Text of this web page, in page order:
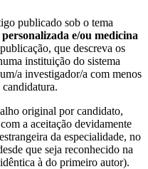
publicado sob o tema
e/ou medicina
que descreva os
instituição do sistema
a investigador/a com menos
candidatura.
original por candidato,
a aceitação devidamente
da especialidade, no
que seja reconhecido na
à do primeiro autor).